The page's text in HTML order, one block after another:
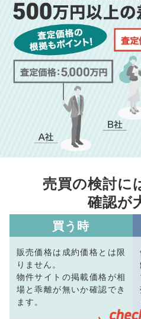
売買の検討に
確認が
買う時
販売価格は成約価格とは限
りません。
物件サイトの掲載価格が相
場と乖離が無いか確認でき
ます。